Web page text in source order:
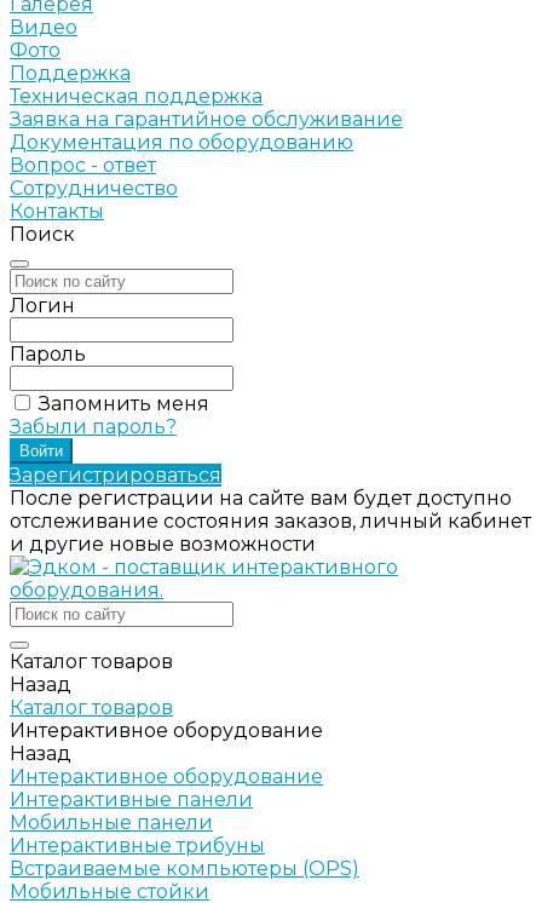
Видео
Фото
Поддержка
Техническая поддержка
Заявка на гарантийное обслуживание
Документация по оборудованию
Вопрос - ответ
Сотрудничество
Контакты
Поиск
Логин
Пароль
Запомнить меня
Забыли пароль?
Зарегистрироваться
После регистрации на сайте вам будет доступно
отслеживание состояния заказов, личный кабинет
и другие новые возможности
Каталог товаров
Назад
Каталог товаров
Интерактивное оборудование
Назад
Интерактивное оборудование
Интерактивные панели
Мобильные панели
Интерактивные трибуны
Встраиваемые компьютеры (OPS)
Мобильные стойки